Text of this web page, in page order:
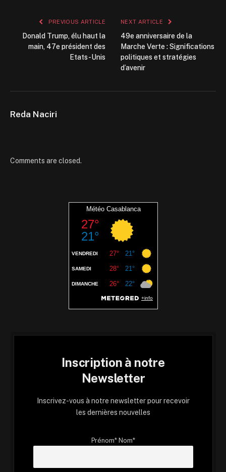
PREVIOUS ARTICLE
Donald Trump, élu haut la
main, 47e président des
Etats-Unis
NEXT ARTICLE
49e anniversaire de la
Marche Verte : Significations
politiques et stratégies
d’avenir
Reda Naciri
Comments are closed.
Inscription à notre
Newsletter
Inscrivez-vous à notre newsletter pour recevoir
les dernières nouvelles
Prénom* Nom*